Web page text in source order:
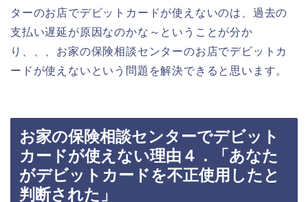
ターのお店でデビットカードが使えないのは、過去の
支払い遅延が原因なのかな～ということが分か
り、、、お家の保険相談センターのお店でデビットカ
ードが使えないという問題を解決できると思います。
お家の保険相談センターでデビット
カードが使えない理由４．「あなた
がデビットカードを不正使用したと
判断された」